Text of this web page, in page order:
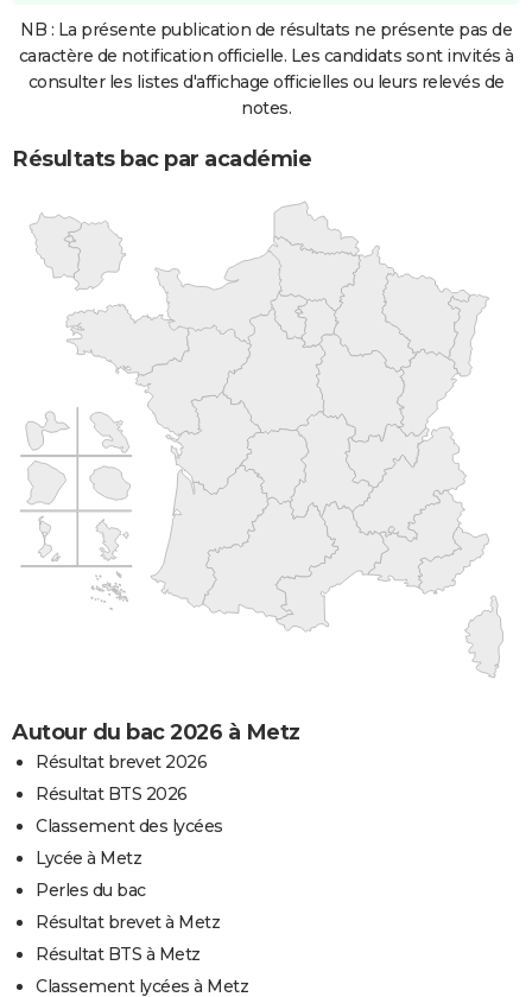
NB : La présente publication de résultats ne présente pas de
caractère de notification officielle. Les candidats sont invités à
consulter les listes d'affichage officielles ou leurs relevés de
notes.
Résultats bac par académie
Autour du bac 2026 à Metz
Résultat brevet 2026
Résultat BTS 2026
Classement des lycées
Lycée à Metz
Perles du bac
Résultat brevet à Metz
Résultat BTS à Metz
Classement lycées à Metz